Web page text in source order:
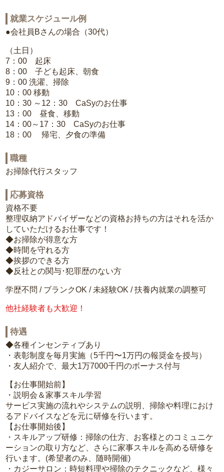
就業スケジュール例
●会社員Bさんの場合（30代）
（土日）
7：00 起床
8：00 子ども起床、朝食
9：00 洗濯、掃除
10：00 移動
10：30 ～12：30 CaSyのお仕事
13：00 昼食、移動
14：00～17：30 CaSyのお仕事
18：00 帰宅、夕食の準備
職種
お掃除代行スタッフ
応募資格
資格不要
整理収納アドバイザーなどの資格お持ちの方はそれを活か
していただけるお仕事です！
◆お掃除が得意な方
◆時間を守れる方
◆挨拶のできる方
◆反社との関与･犯罪歴のない方
学歴不問 / ブランクOK / 未経験OK / 扶養内就業の調整可
他社経験者も大歓迎！
待遇
◆各種インセンティブあり
・表彰制度を毎月実施（5千円〜1万円の報奨金を授与）
・友人紹介で、最大1万7000千円のボーナス付与
【お仕事開始前】
・説明会＆家事スキル学習
サービス実施の流れやシステムの説明、掃除や料理におけ
るアドバイスなどを元に研修を行います。
【お仕事開始後】
・スキルアップ研修：掃除の仕方、お客様とのコミュニケ
ーションの取り方など、さらに家事スキルを高める研修を
行います。(希望者のみ、随時開催)
・カジーサロン：時短料理や掃除のテクニックなど、様々